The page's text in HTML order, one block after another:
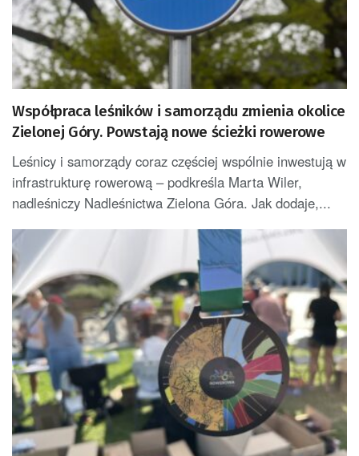
Współpraca leśników i samorządu zmienia okolice
Zielonej Góry. Powstają nowe ścieżki rowerowe
Leśnicy i samorządy coraz częściej wspólnie inwestują w
infrastrukturę rowerową – podkreśla Marta Wiler,
nadleśniczy Nadleśnictwa Zielona Góra. Jak dodaje,...